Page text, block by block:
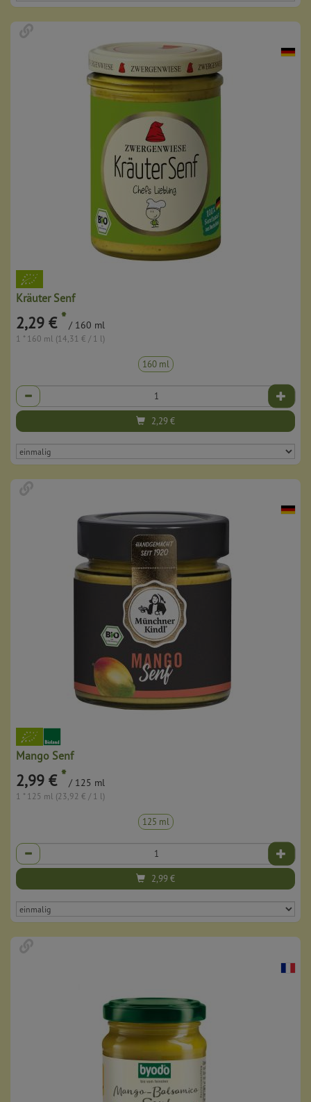
Kräuter Senf
2,29 € * / 160 ml
1 * 160 ml (14,31 € / 1 l)
160 ml
Anzahl
2,29€
Mango Senf
2,99 € * / 125 ml
1 * 125 ml (23,92 € / 1 l)
125 ml
Anzahl
2,99€